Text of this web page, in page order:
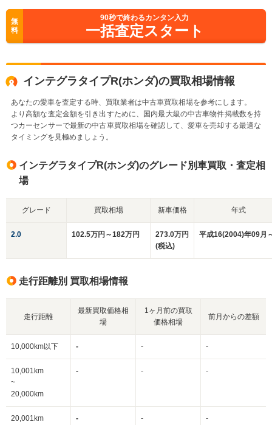
無
料
90秒で終わるカンタン入力
一括査定スタート
インテグラタイプR(ホンダ)の買取相場情報
あなたの愛車を査定する時、買取業者は中古車買取相場を参考にします。
より高額な査定金額を引き出すために、国内最大級の中古車物件掲載数を持
つカーセンサーで最新の中古車買取相場を確認して、愛車を売却する最適な
タイミングを見極めましょう。
インテグラタイプR(ホンダ)のグレード別車買取・査定相
場
グレード 買取相場 新車価格 年式
2.0 102.5万円～182万円
273.0万円
(税込)
平成16(2004)年09月
走行距離別 買取相場情報
走行距離
最新買取価格相
場
1ヶ月前の買取
価格相場
前月からの差額
10,000km以下 - - -
10,001km
~
20,000km
- - -
20,001km
- - -